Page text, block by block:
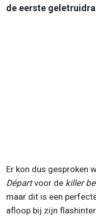
de eerste
Er kon dus gesproken
Départvoor de killer
maar dit is een
afloop bij zijn